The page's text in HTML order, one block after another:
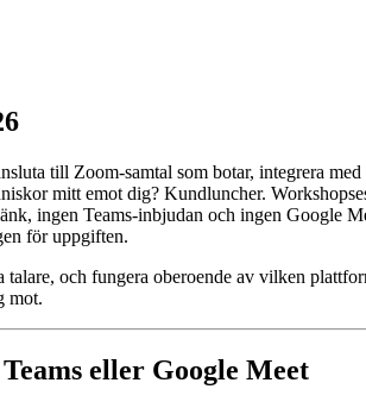
till Zoom-samtal som botar, integrera
mitt emot dig? Kundluncher.
ingen Teams-inbjudan och ingen Google
för uppgiften.
och fungera oberoende av vilken
mot.
eller Google Meet